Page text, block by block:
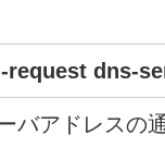
request dns-
バアドレスの